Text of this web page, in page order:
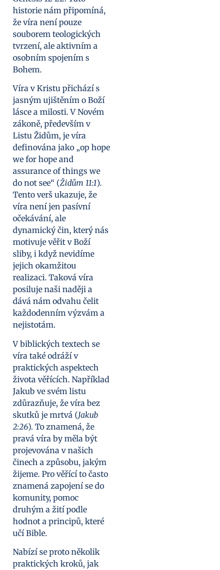
historie nám připomíná,
že víra není pouze
souborem teologických
tvrzení, ale aktivním a
osobním spojením s
Bohem.
Víra v Kristu přichází s
jasným ujištěním o Boží
lásce a milosti. V Novém
zákoně, především v
Listu Židům, je víra
definována jako „op hope
we for hope and
assurance of things we
do not see“ (Židům 11:1).
Tento verš ukazuje, že
víra není jen pasívní
očekávání, ale
dynamický čin, který nás
motivuje věřit v Boží
sliby, i když nevidíme
jejich okamžitou
realizaci. Taková víra
posiluje naši naději a
dává nám odvahu čelit
každodenním výzvám a
nejistotám.
V biblických textech se
víra také odráží v
praktických aspektech
života věřících. Například
Jakub ve svém listu
zdůrazňuje, že víra bez
skutků je mrtvá (Jakub
2:26). To znamená, že
pravá víra by měla být
projevována v našich
činech a způsobu, jakým
žijeme. Pro věřící to často
znamená zapojení se do
komunity, pomoc
druhým a žití podle
hodnot a principů, které
učí Bible.
Nabízí se proto několik
praktických kroků, jak